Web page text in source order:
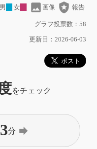
男 女 image 画像 local_police 報告
グラフ投票数：58
更新日：2026-06-03
をチェック
3分 forward